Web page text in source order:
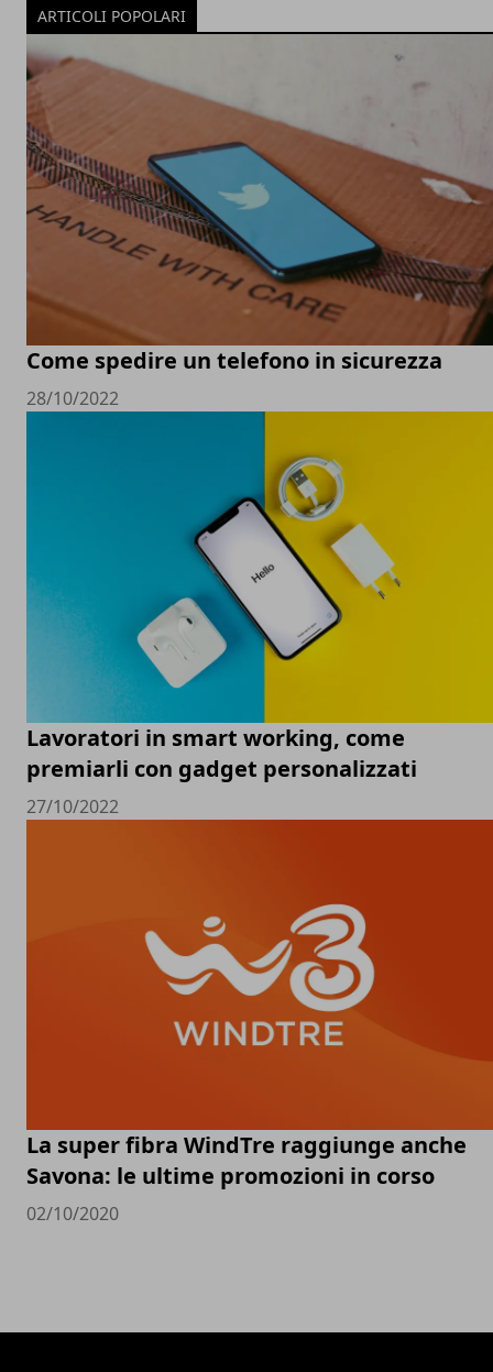
ARTICOLI POPOLARI
Come spedire un telefono in sicurezza
28/10/2022
Lavoratori in smart working, come
premiarli con gadget personalizzati
27/10/2022
La super fibra WindTre raggiunge anche
Savona: le ultime promozioni in corso
02/10/2020